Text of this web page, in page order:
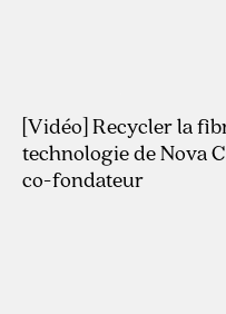
29.7.2026
[Vidéo] Recycler la
technologie de Nova
co-fondateur